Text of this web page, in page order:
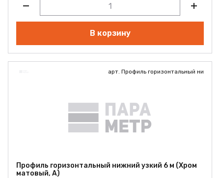
В корзину
арт. Профиль горизонтальный ни
Профиль горизонтальный нижний узкий 6 м (Хром
матовый, А)